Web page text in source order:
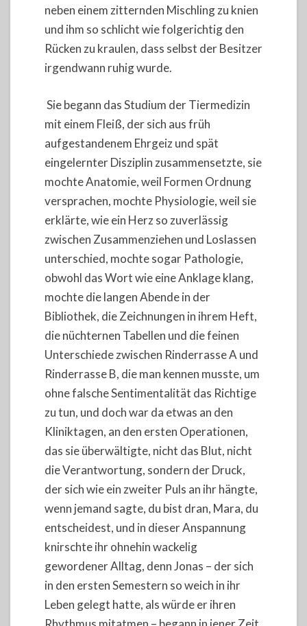
neben einem zitternden Mischling zu knien
und ihm so schlicht wie folgerichtig den
Rücken zu kraulen, dass selbst der Besitzer
irgendwann ruhig wurde.
Sie begann das Studium der Tiermedizin
mit einem Fleiß, der sich aus früh
aufgestandenem Ehrgeiz und spät
eingelernter Disziplin zusammensetzte, sie
mochte Anatomie, weil Formen Ordnung
versprachen, mochte Physiologie, weil sie
erklärte, wie ein Herz so zuverlässig
zwischen Zusammenziehen und Loslassen
unterschied, mochte sogar Pathologie,
obwohl das Wort wie eine Anklage klang,
mochte die langen Abende in der
Bibliothek, die Zeichnungen in ihrem Heft,
die nüchternen Tabellen und die feinen
Unterschiede zwischen Rinderrasse A und
Rinderrasse B, die man kennen musste, um
ohne falsche Sentimentalität das Richtige
zu tun, und doch war da etwas an den
Kliniktagen, an den ersten Operationen,
das sie überwältigte, nicht das Blut, nicht
die Verantwortung, sondern der Druck,
der sich wie ein zweiter Puls an ihr hängte,
wenn jemand sagte, du bist dran, Mara, du
entscheidest, und in dieser Anspannung
knirschte ihr ohnehin wackelig
gewordener Alltag, denn Jonas – der sich
in den ersten Semestern so weich in ihr
Leben gelegt hatte, als würde er ihren